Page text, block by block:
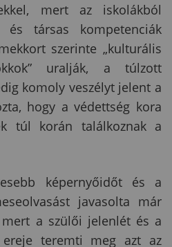
mert az iskolákból
társas kompetenciák
szerinte „kulturális
uralják, a túlzott
komoly veszélyt jelent a
hogy a védettség kora
túl korán találkoznak a
képernyőidőt és a
javasolta már
a szülői jelenlét és a
ereje teremti meg azt az